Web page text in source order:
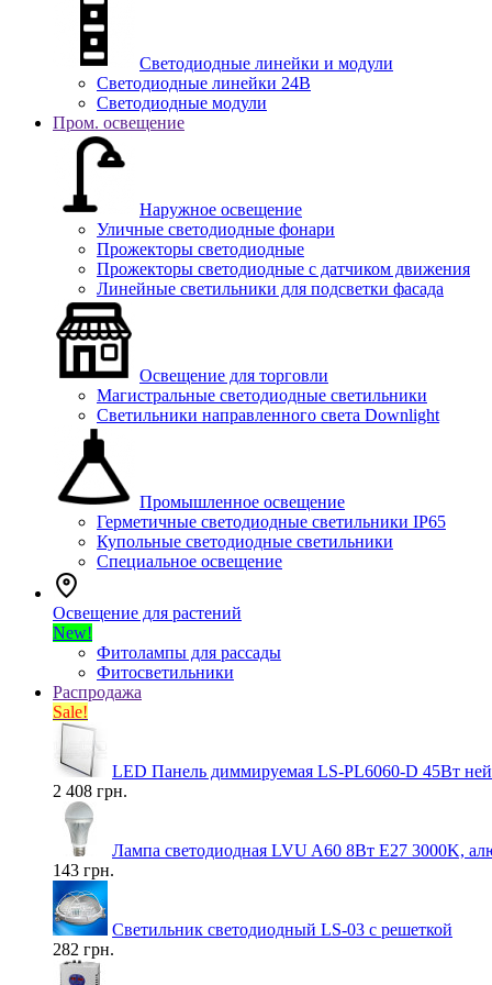
Светодиодные линейки и модули
Светодиодные линейки 24В
Светодиодные модули
Пром. освещение
Наружное освещение
Уличные светодиодные фонари
Прожекторы светодиодные
Прожекторы светодиодные с датчиком движения
Линейные светильники для подсветки фасада
Освещение для торговли
Магистральные светодиодные светильники
Светильники направленного света Downlight
Промышленное освещение
Герметичные светодиодные светильники IP65
Купольные светодиодные светильники
Специальное освещение
Освещение для растений
New!
Фитолампы для рассады
Фитосветильники
Распродажа
Sale!
LED Панель диммируемая LS-PL6060-D 45Вт
2 408 грн.
Лампа светодиодная LVU A60 8Вт E27 3000K,
143 грн.
Светильник светодиодный LS-03 с решеткой
282 грн.